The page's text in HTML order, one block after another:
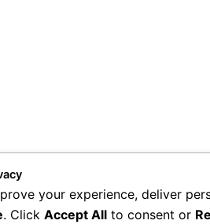
your experience, deliver
. Click Accept All to consent or